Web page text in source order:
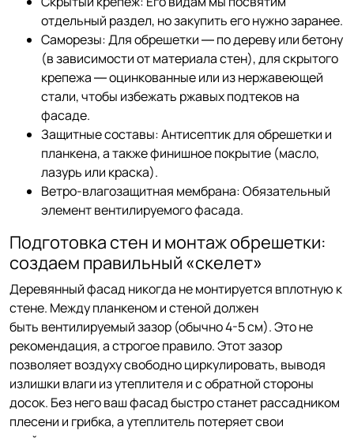
отдельный раздел, но закупить его нужно заранее.
Саморезы: Для обрешетки — по дереву или бетону
(в зависимости от материала стен), для скрытого
крепежа — оцинкованные или из нержавеющей
стали, чтобы избежать ржавых подтеков на
фасаде.
Защитные составы: Антисептик для обрешетки и
планкена, а также финишное покрытие (масло,
лазурь или краска).
Ветро-влагозащитная мембрана: Обязательный
элемент вентилируемого фасада.
Подготовка стен и монтаж обрешетки:
создаем правильный «скелет»
Деревянный фасад никогда не монтируется вплотную к
стене. Между планкеном и стеной должен
быть вентилируемый зазор (обычно 4-5 см). Это не
рекомендация, а строгое правило. Этот зазор
позволяет воздуху свободно циркулировать, выводя
излишки влаги из утеплителя и с обратной стороны
досок. Без него ваш фасад быстро станет рассадником
плесени и грибка, а утеплитель потеряет свои